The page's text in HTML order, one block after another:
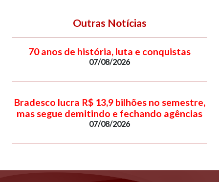
Outras Notícias
70 anos de história, luta e conquistas
07/08/2026
Bradesco lucra R$ 13,9 bilhões no semestre,
mas segue demitindo e fechando agências
07/08/2026